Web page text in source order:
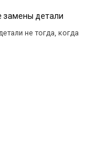
замены детали
не тогда, когда